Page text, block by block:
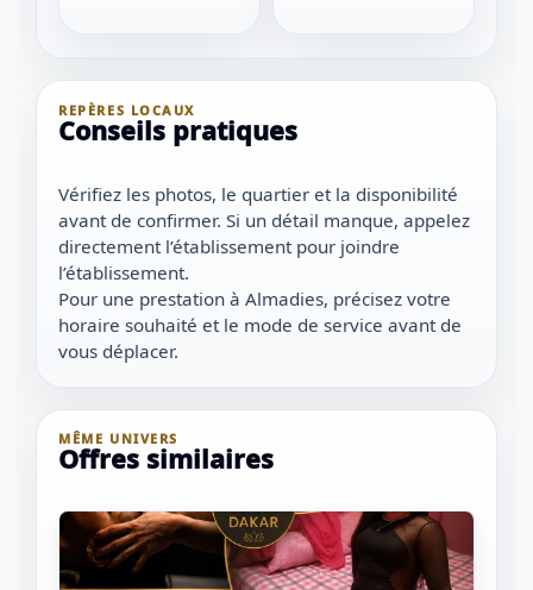
REPÈRES LOCAUX
Conseils pratiques
Vérifiez les photos, le quartier et la disponibilité
avant de confirmer. Si un détail manque, appelez
directement l’établissement pour joindre
l’établissement.
Pour une prestation à Almadies, précisez votre
horaire souhaité et le mode de service avant de
vous déplacer.
MÊME UNIVERS
Offres similaires